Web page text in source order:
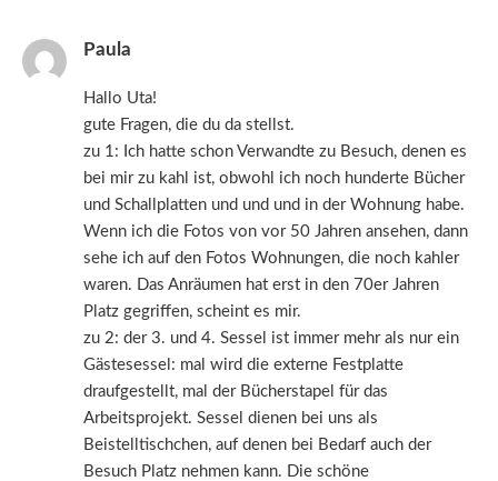
Paula
Hallo Uta!
gute Fragen, die du da stellst.
zu 1: Ich hatte schon Verwandte zu Besuch, denen es
bei mir zu kahl ist, obwohl ich noch hunderte Bücher
und Schallplatten und und und in der Wohnung habe.
Wenn ich die Fotos von vor 50 Jahren ansehen, dann
sehe ich auf den Fotos Wohnungen, die noch kahler
waren. Das Anräumen hat erst in den 70er Jahren
Platz gegriffen, scheint es mir.
zu 2: der 3. und 4. Sessel ist immer mehr als nur ein
Gästesessel: mal wird die externe Festplatte
draufgestellt, mal der Bücherstapel für das
Arbeitsprojekt. Sessel dienen bei uns als
Beistelltischchen, auf denen bei Bedarf auch der
Besuch Platz nehmen kann. Die schöne